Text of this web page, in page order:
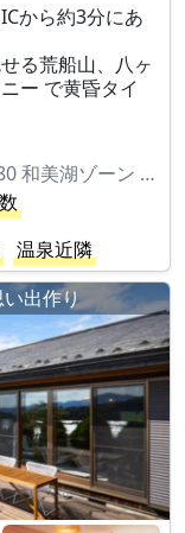
から約3分にあ
る荒船山、八ヶ
ー で黄昏タイ
群馬県甘楽郡下仁田町西野牧12154-180 和美湖ゾーン 2-3
温泉近隣
出作り